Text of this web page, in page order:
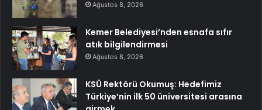
Ağustos 8, 2026
Kemer Belediyesi’nden esnafa sıfır
atık bilgilendirmesi
Ağustos 8, 2026
KSÜ Rektörü Okumuş: Hedefimiz
Türkiye’nin ilk 50 üniversitesi arasına